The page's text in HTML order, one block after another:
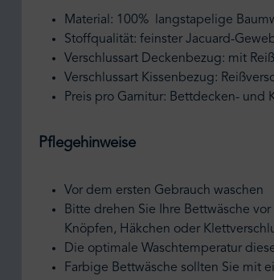
Material: 100% langstapelige
Stoffqualität: feinster Jacuard-
Verschlussart Deckenbezug: mit
Verschlussart Kissenbezug:
Preis pro Garnitur: Bettdecken- und
Pflegehinweise
Vor dem ersten Gebrauch waschen
Bitte drehen Sie Ihre Bettwäsche
Knöpfen, Häkchen oder
Die optimale Waschtemperatur
Farbige Bettwäsche sollten Sie mit